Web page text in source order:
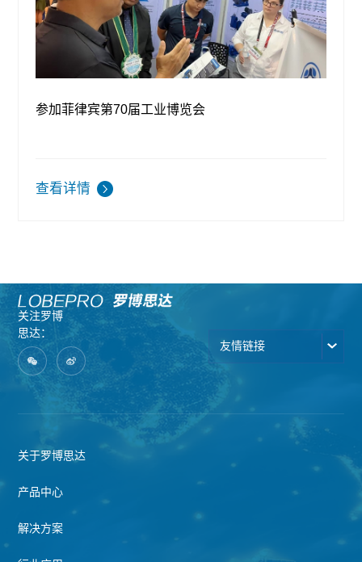
参加菲律宾第70届工业博览会
查看详情
关注罗博
思达：
友情链接
关于罗博思达
产品中心
解决方案